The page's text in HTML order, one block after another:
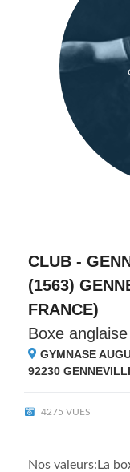
CLUB -
(1563)
FRANCE)
Boxe anglaise
GYMNASE
92230
4275 VUES
Nos valeurs:La